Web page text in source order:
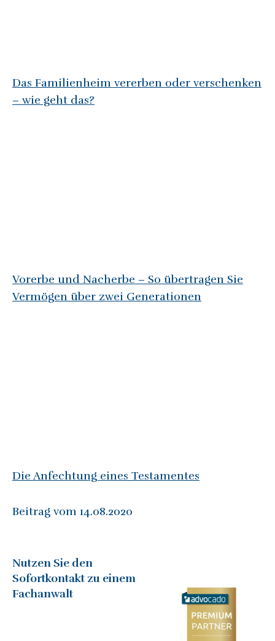
Das Familienheim vererben oder verschenken
– wie geht das?
Vorerbe und Nacherbe – So übertragen Sie
Vermögen über zwei Generationen
Die Anfechtung eines Testamentes
Beitrag vom 14.08.2020
Nutzen Sie den
Sofortkontakt zu einem
Fachanwalt